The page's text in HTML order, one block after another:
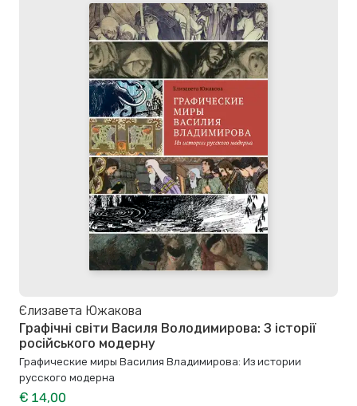
Єлизавета Южакова
Графічні світи Василя Володимирова: З історії
російського модерну
Графические миры Василия Владимирова: Из истории
русского модерна
€ 14,00